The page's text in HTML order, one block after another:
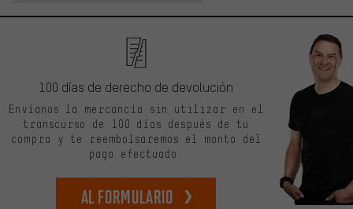
100 días de derecho de devolución
Envíanos la mercancía sin utilizar en el
transcurso de 100 días después de tu
compra y te reembolsaremos el monto del
pago efectuado.
Al formulario